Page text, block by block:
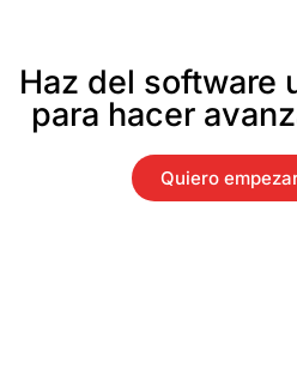
Haz del software
para hacer
Quiero